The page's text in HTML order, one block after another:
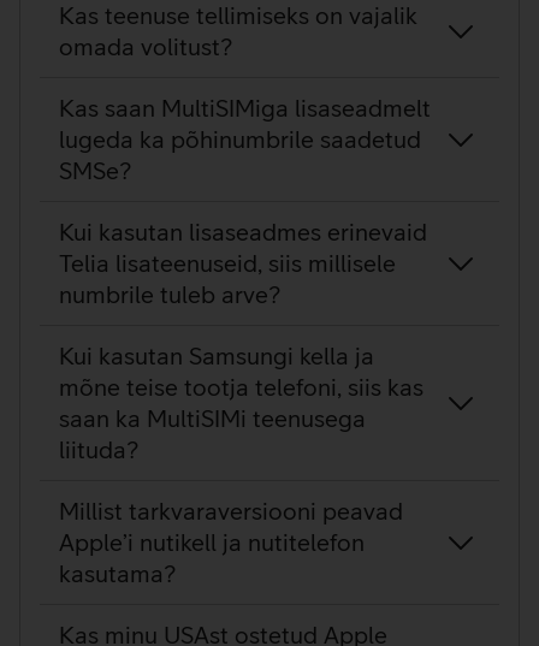
Kas teenuse tellimiseks on vajalik
omada volitust?
Kas saan MultiSIMiga lisaseadmelt
lugeda ka põhinumbrile saadetud
SMSe?
Kui kasutan lisaseadmes erinevaid
Telia lisateenuseid, siis millisele
numbrile tuleb arve?
Kui kasutan Samsungi kella ja
mõne teise tootja telefoni, siis kas
saan ka MultiSIMi teenusega
liituda?
Millist tarkvaraversiooni peavad
Apple’i nutikell ja nutitelefon
kasutama?
Kas minu USAst ostetud Apple